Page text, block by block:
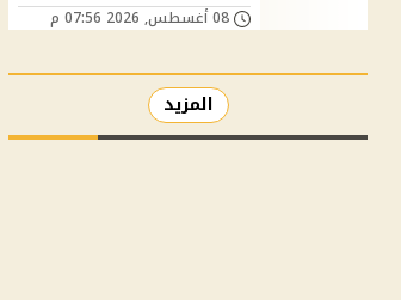
08 أغسطس, 2026 07:56 م
المزيد